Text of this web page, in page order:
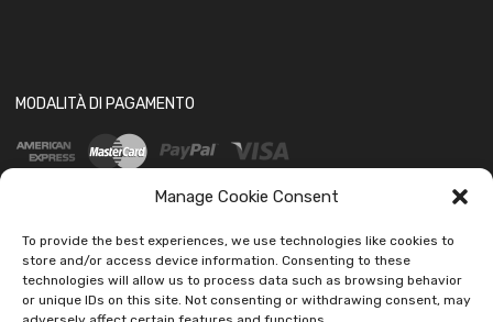
Manage Cookie Consent
To provide the best experiences, we use technologies like cookies to
store and/or access device information. Consenting to these
technologies will allow us to process data such as browsing behavior
or unique IDs on this site. Not consenting or withdrawing consent, may
MODALITÀ DI PAGAMENTO
SOCIAL